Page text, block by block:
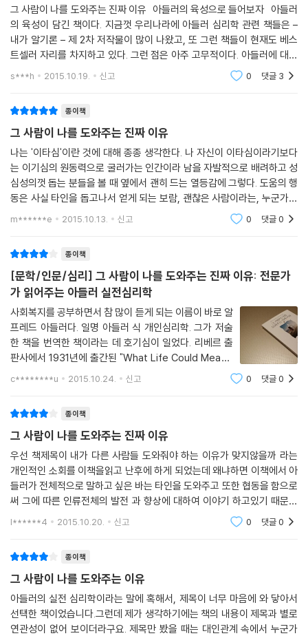
그 사람이 나를 도와주는 진짜 이유 아들러의 육성으로 들어보자 아들러
의 육성이 담긴 책이다. 지금껏 우리나라에 아들러 심리학 관련 책들은 –
내가 알기론 – 제 2차 저작물이 많이 나왔고, 또 그런 책들이 현재도 베스
트셀러 자리를 차지하고 있다. 그런 점은 아주 고무적이다. 아들러에 대한
관심이 그만큼 높다는 증거이기도 하니까. 이제 그런 2차 저작물에서
s***h 2015.10.19. 신고 0 댓글 3
종이책
그 사람이 나를 도와주는 진짜 이유
나는 '이타심'이란 것에 대해 종종 생각한다. 나 자신이 이타심이라기보다
는 이기심의 원동력으로 굴러가는 인간이라 남을 자발적으로 배려하고 성
심성의껏 돕는 분들을 볼 때 옆에서 괜히 드는 열등감에 그렇다. 도움의 행
동은 사실 타인을 돕고나서 얻게 되는 보람, 괜찮은 사람이라는, 누군가에
게 중요한 사람이 되었다는 자기만족, 또는 타인의 도움을 거절하여 내가
m******e 2015.10.13. 신고 0 댓글0
종이책
[문학/인문/심리] 그 사람이 나를 도와주는 진짜 이유: 전문가
가 읽어주는 아들러 실전심리학
사회복지를 공부하면서 참 많이 듣게 되는 이름이 바로 알
프레드 아들러다. 일명 아들러 식 개인심리학. 그가 저술
한 책을 번역한 책이라는 데 호기심이 일었다. 리베르 출
판사에서 1931년에 출간된 "What Life Could Mean t
o You II"라는 원전을 새로이 번역해서 ＜그 사람이 나를
c********u 2015.10.24. 신고 0 댓글0
종이책
그 사람이 나를 도와주는 진짜 이유
우선 책제목이 내가 다른 사람들 도와줘야 하는 이유가 맞지않을까 라는
개인적인 소회를 이책을읽고 난후에 하게 되었는데 왜냐하면 이책에서 아
들러가 전체적으로 말하고 싶은 바는 타인을 도와주고 또한 협동을 함으로
써 그에 따른 인류전체의 발전 과 향상에 대하여 이야기 하고있기 때문이
다알프레드 아들러 라는 심리학자를 이책으로 처음 만나기도 하였는데 이
l******4 2015.10.20. 신고 0 댓글0
종이책
그 사람이 나를 도와주는 이유
아들러의 실전 심리학이라는 말에 혹해서, 제목이 너무 마음에 와 닿아서
선택한 책이었습니다.그런데 제가 생각하기에는 책의 내용이 제목과 별로
연관성이 없어 보이더라구요. 제목만 봤을 때는 대인관계 속에서 누군가